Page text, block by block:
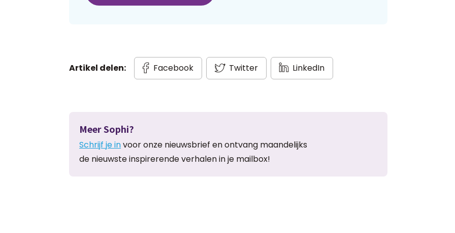
Artikel delen: Facebook Twitter LinkedIn
Meer Sophi?
Schrijf je invoor onze nieuwsbrief en ontvang maandelijks
de nieuwste inspirerende verhalen in je mailbox!